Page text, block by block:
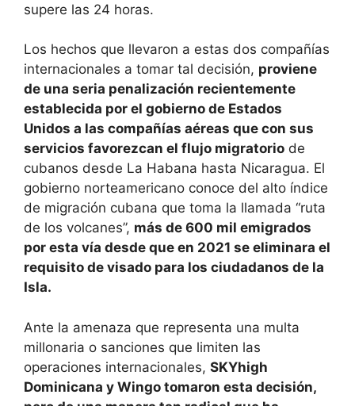
supere las 24 horas.
Los hechos que llevaron a estas dos compañías
internacionales a tomar tal decisión, proviene
de una seria penalización recientemente
establecida por el gobierno de Estados
Unidos a las compañías aéreas que con sus
servicios favorezcan el flujo migratorio de
cubanos desde La Habana hasta Nicaragua. El
gobierno norteamericano conoce del alto índice
de migración cubana que toma la llamada “ruta
de los volcanes”, más de 600 mil emigrados
por esta vía desde que en 2021 se eliminara el
requisito de visado para los ciudadanos de la
Isla.
Ante la amenaza que representa una multa
millonaria o sanciones que limiten las
operaciones internacionales, SKYhigh
Dominicana y Wingo tomaron esta decisión,